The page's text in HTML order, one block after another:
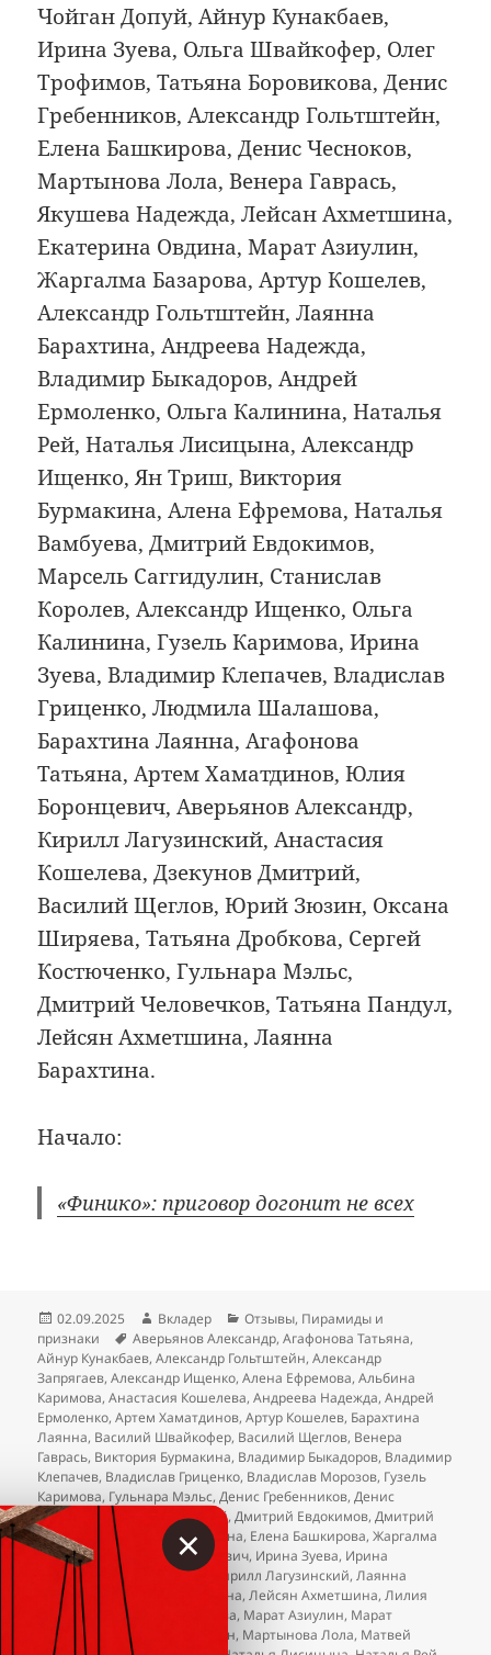
Чойган Допуй, Айнур Кунакбаев,
Ирина Зуева, Ольга Швайкофер, Олег
Трофимов, Татьяна Боровикова, Денис
Гребенников, Александр Гольтштейн,
Елена Башкирова, Денис Чесноков,
Мартынова Лола, Венера Гаврась,
Якушева Надежда, Лейсан Ахметшина,
Екатерина Овдина, Марат Азиулин,
Жаргалма Базарова, Артур Кошелев,
Александр Гольтштейн, Лаянна
Барахтина, Андреева Надежда,
Владимир Быкадоров, Андрей
Ермоленко, Ольга Калинина, Наталья
Рей, Наталья Лисицына, Александр
Ищенко, Ян Триш, Виктория
Бурмакина, Алена Ефремова, Наталья
Вамбуева, Дмитрий Евдокимов,
Марсель Саггидулин, Станислав
Королев, Александр Ищенко, Ольга
Калинина, Гузель Каримова, Ирина
Зуева, Владимир Клепачев, Владислав
Гриценко, Людмила Шалашова,
Барахтина Лаянна, Агафонова
Татьяна, Артем Хаматдинов, Юлия
Боронцевич, Аверьянов Александр,
Кирилл Лагузинский, Анастасия
Кошелева, Дзекунов Дмитрий,
Василий Щеглов, Юрий Зюзин, Оксана
Ширяева, Татьяна Дробкова, Сергей
Костюченко, Гульнара Мэльс,
Дмитрий Человечков, Татьяна Пандул,
Лейсян Ахметшина, Лаянна
Барахтина.
Начало:
«Финико»: приговор догонит не всех
Опубликовано
02.09.2025 Автор
Вкладер Рубрики
Отзывы, Пирамиды и
признаки
Метки
Аверьянов Александр,Агафонова Татьяна,
Айнур Кунакбаев,Александр Гольтштейн,Александр
Запрягаев,Александр Ищенко,Алена Ефремова,Альбина
Каримова,Анастасия Кошелева,Андреева Надежда,Андрей
Ермоленко,Артем Хаматдинов,Артур Кошелев, Барахтина
Лаянна, Василий Швайкофер, Василий Щеглов, Венера
Гаврась, Виктория Бурмакина, Владимир Быкадоров, Владимир
Клепачев, Владислав Гриценко, Владислав Морозов, Гузель
Каримова, Гульнара Мэльс,Денис Гребенников,Денис
Чесноков
Дзекунов Дмитрий,Дмитрий Евдокимов,Дмитрий
Человечков, Екатерина Овдина, Елена Башкирова,Жаргалма
Базарова
Зыгмунт Зыгмунтович, Ирина Зуева, Ирина
Шумкова
Карина Руппель Кирилл Лагузинский,Лаянна
Барахтина
Лейсан Ахметшина,Лейсян Ахметшина,Лилия
Нуриева
Людмила Шалашова, Марат Азиулин, Марат
Сабиров
Марсель Саггидулин, Мартынова Лола, Матвей
×